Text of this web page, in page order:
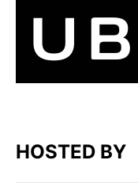
HOSTED BY